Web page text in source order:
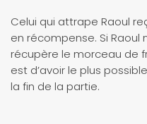
Celui qui attrape Raoul
en récompense. Si Raoul
récupère le morceau de
est d’avoir le plus
la fin de la partie.